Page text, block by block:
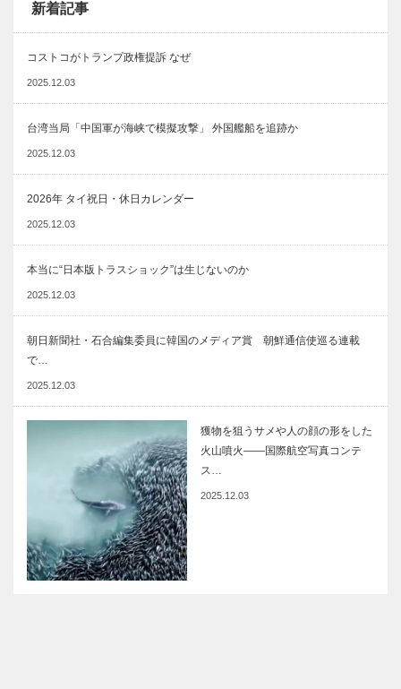
新着記事
コストコがトランプ政権提訴 なぜ
2025.12.03
台湾当局「中国軍が海峡で模擬攻撃」 外国艦船を追跡か
2025.12.03
2026年 タイ祝日・休日カレンダー
2025.12.03
本当に“日本版トラスショック”は生じないのか
2025.12.03
朝日新聞社・石合編集委員に韓国のメディア賞 朝鮮通信使巡る連載
で…
2025.12.03
獲物を狙うサメや人の顔の形をした
火山噴火――国際航空写真コンテ
ス…
2025.12.03